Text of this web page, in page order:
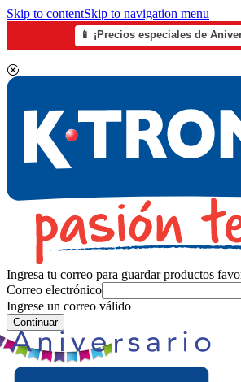
Skip to contentSkip to navigation menu
📱 ¡Precios especiales de
Ingresa tu correo para guardar productos
Correo electrónico
Ingrese un correo válido
Continuar